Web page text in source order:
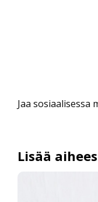
Jaa sosiaalisessa
Lisää